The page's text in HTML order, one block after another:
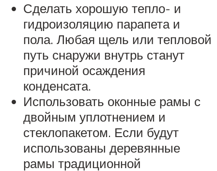
Сделать хорошую тепло- и
гидроизоляцию парапета и
пола. Любая щель или тепловой
путь снаружи внутрь станут
причиной осаждения
конденсата.
Использовать оконные рамы с
двойным уплотнением и
стеклопакетом. Если будут
использованы деревянные
рамы традиционной